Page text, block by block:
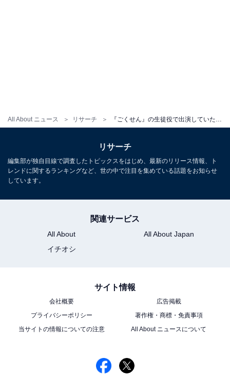
All About ニュース リサーチ
歴代の『ごくせん』生徒役でイケメンだと思う
俳優ランキング！ 2位は「三浦春馬」、1位は？
リサーチ
編集部が独自目線で調査したトピックスをはじめ、最新のリリース情報、ト
レンドに関するランキングなど、世の中で注目を集めている話題をお知らせ
しています。
関連サービス
All About
All About Japan
イチオシ
サイト情報
会社概要
広告掲載
プライバシーポリシー
著作権・商標・免責事項
当サイトの情報についての注意
All About ニュースについて